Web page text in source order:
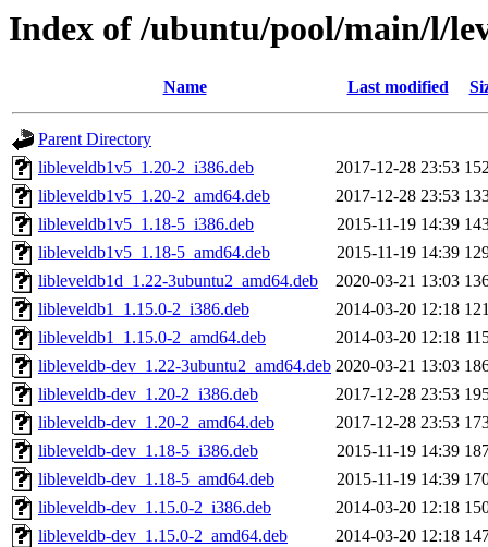
Index of /ubuntu/pool/main/l/
Name Last modified
Parent Directory
libleveldb1v5_1.20-2_i386.deb
2017-12-28 23:53
libleveldb1v5_1.20-2_amd64.deb
2017-12-28 23:53
libleveldb1v5_1.18-5_i386.deb
2015-11-19 14:39
libleveldb1v5_1.18-5_amd64.deb
2015-11-19 14:39
libleveldb1d_1.22-3ubuntu2_amd64.deb
2020-03-21 13:03
libleveldb1_1.15.0-2_i386.deb
2014-03-20 12:18
libleveldb1_1.15.0-2_amd64.deb
2014-03-20 12:18
libleveldb-dev_1.22-3ubuntu2_amd64.deb 2020-03-21 13:03
libleveldb-dev_1.20-2_i386.deb
2017-12-28 23:53
libleveldb-dev_1.20-2_amd64.deb
2017-12-28 23:53
libleveldb-dev_1.18-5_i386.deb
2015-11-19 14:39
libleveldb-dev_1.18-5_amd64.deb
2015-11-19 14:39
libleveldb-dev_1.15.0-2_i386.deb
2014-03-20 12:18
libleveldb-dev_1.15.0-2_amd64.deb
2014-03-20 12:18